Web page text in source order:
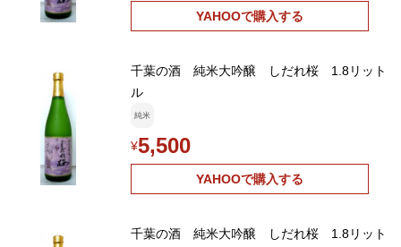
YAHOOで購入する
千葉の酒 純米大吟醸 しだれ桜 1.8リット
ル
純米
¥5,500
YAHOOで購入する
千葉の酒 純米大吟醸 しだれ桜 1.8リット